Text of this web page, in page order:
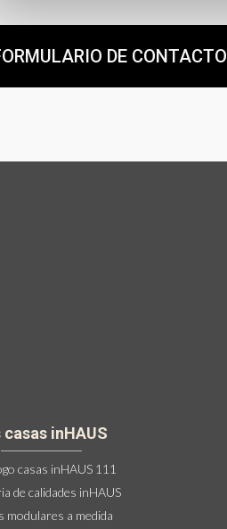
DE CONTACTO
casas inHAUS
casas inHAUS 111
de calidades inHAUS
modulares a medida